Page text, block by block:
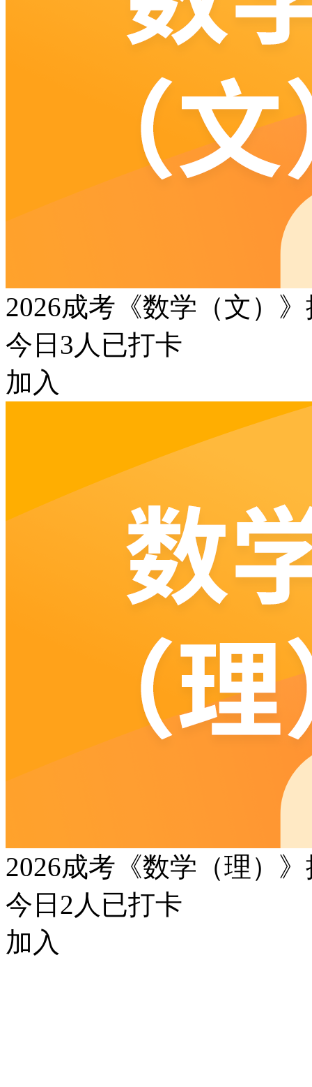
2026成考《数学（文）
今日 3 人已打卡
加入
2026成考《数学（理）
今日 2 人已打卡
加入